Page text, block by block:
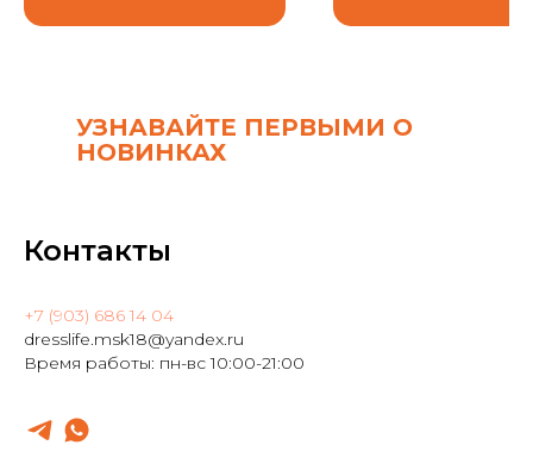
УЗНАВАЙТЕ ПЕРВЫМИ О
НОВИНКАХ
Контакты
+7 (903) 686 14 04
dresslife.msk18@yandex.ru
Время работы: пн-вс 10:00-21:00